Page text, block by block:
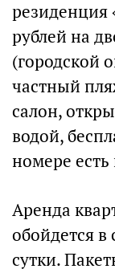
резиденция
рублей на
(городской
частный
салон,
водой,
номере
Аренда
обойдется в
сутки.